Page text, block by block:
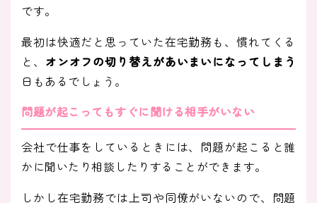
です。
最初は快適だと思っていた在宅勤務も、慣れてくる
と、 オンオフの切り替えがあいまいになってしまう
日もあるでしょう。
問題が起こってもすぐに聞ける相手がいない
会社で仕事をしているときには、問題が起こると誰
かに聞いたり相談したりすることができます。
しかし在宅勤務では上司や同僚がいないので、問題